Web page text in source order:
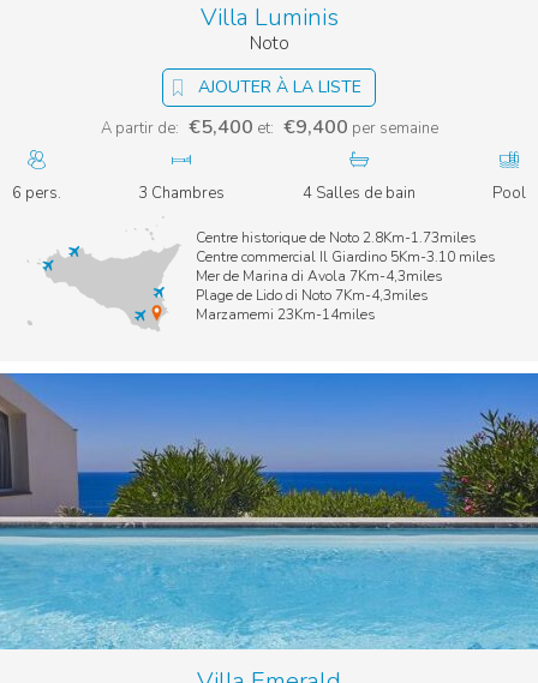
AJOUTER À LA LISTE
Villa Luminis
Noto
A partir de: €5,400 et: €9,400 per semaine
6 pers. 3 Chambres 4 Salles de bain Pool
Centre historique de Noto 2.8Km-1.73miles
Centre commercial Il Giardino 5Km-3.10 miles
Mer de Marina di Avola 7Km-4,3miles
Plage de Lido di Noto 7Km-4,3miles
Marzamemi 23Km-14miles